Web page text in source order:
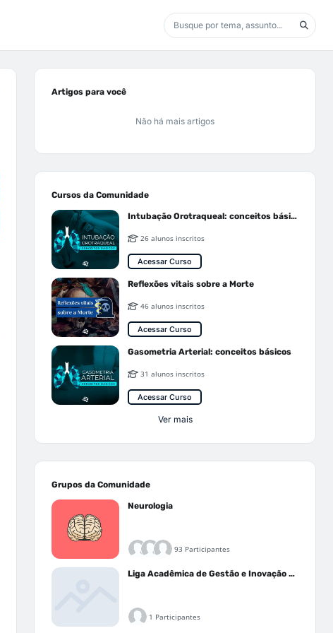
Artigos para você
Não há mais artigos
Cursos da Comunidade
Intubação Orotraqueal: conceitos básicos
26 alunos inscritos
Acessar Curso
Reflexões vitais sobre a Morte
46 alunos inscritos
Acessar Curso
Gasometria Arterial: conceitos básicos
31 alunos inscritos
Acessar Curso
Ver mais
Grupos da Comunidade
Neurologia
93 Participantes
Liga Acadêmica de Gestão e Inovação Médica - LAGIM
1 Participantes